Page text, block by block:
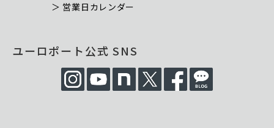
＞ 営業日カレンダー
ユーロポート公式 SNS